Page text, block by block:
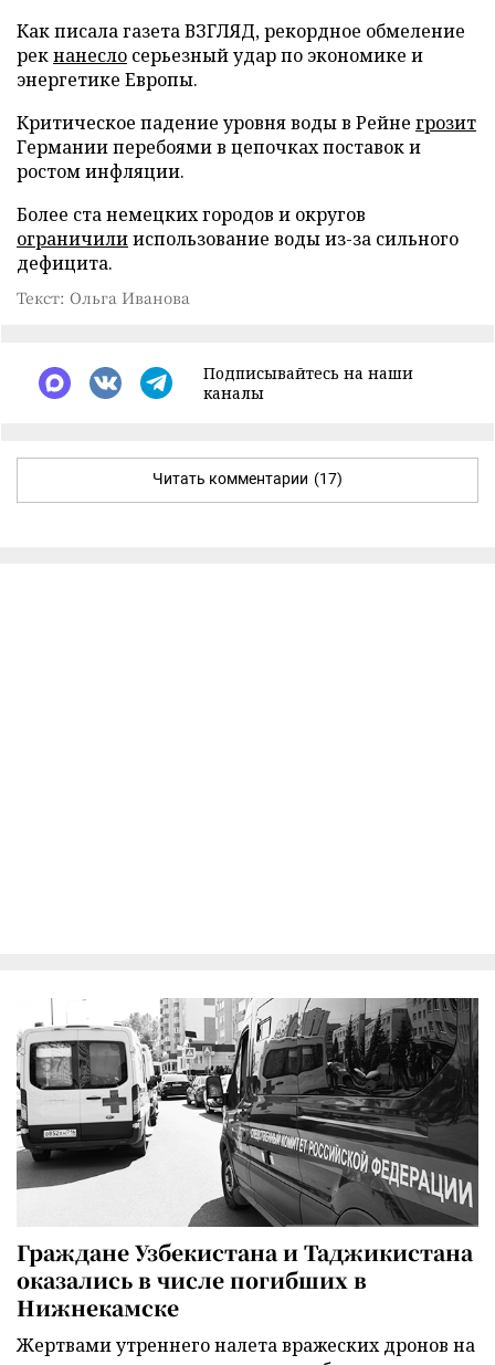
Как писала газета ВЗГЛЯД, рекордное обмеление
рекнанесло серьезный удар по экономике и
энергетике Европы.
Критическое падение уровня воды в Рейне грозит
Германии перебоями в цепочках поставок и
ростом инфляции.
Более ста немецких городов и округов
ограничилииспользование воды из-за сильного
дефицита.
Текст: Ольга Иванова
Подписывайтесь на наши
каналы
Читать комментарии (17)
Граждане Узбекистана и Таджикистана
оказались в числе погибших в
Нижнекамске
Жертвами утреннего налета вражеских дронов на